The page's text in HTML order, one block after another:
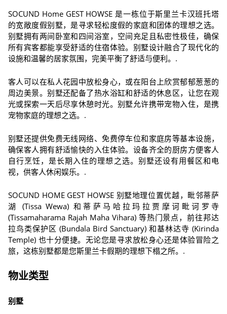
SOCUND Home GEST HOWSE 是一栋位于斯里兰卡汉班托塔
的宽敞度假别墅，是寻求轻松度假的家庭和团体的理想之选。
别墅拥有两间卧室和四间浴室，空间充足且私密性极佳，确保
所有宾客都能享受舒适的住宿体验。别墅设计融合了现代化的
设施和温馨的居家氛围，完美平衡了舒适与便利。.
客人可以在私人花园中放松身心，或在阳台上欣赏郁郁葱葱的
周边美景。别墅还配备了热水浴缸和舒适的休息区，让您在观
光或探索一天后尽享休憩时光。别墅允许携带宠物入住，是携
宠物家庭的理想之选。.
别墅还提供免费无线网络、免费停车位和家庭房等基本设施，
确保客人拥有舒适愉快的入住体验。设备齐全的厨房方便客人
自行烹饪，是长期入住的理想之选。别墅还设有用餐区和电
视，供客人休闲娱乐。.
SOCUND HOME GEST HOWSE 别墅地理位置优越，毗邻蒂萨
湖 (Tissa Wewa) 和蒂萨马哈拉玛拉贾摩诃毗诃罗寺
(Tissamaharama Rajah Maha Vihara) 等热门景点，前往邦达
拉鸟类保护区 (Bundala Bird Sanctuary) 和基林达寺 (Kirinda
Temple) 也十分便捷。无论您是寻求放松身心还是体验冒险之
旅，这栋别墅都是您斯里兰卡假期的理想下榻之所。.
物业类型
别墅